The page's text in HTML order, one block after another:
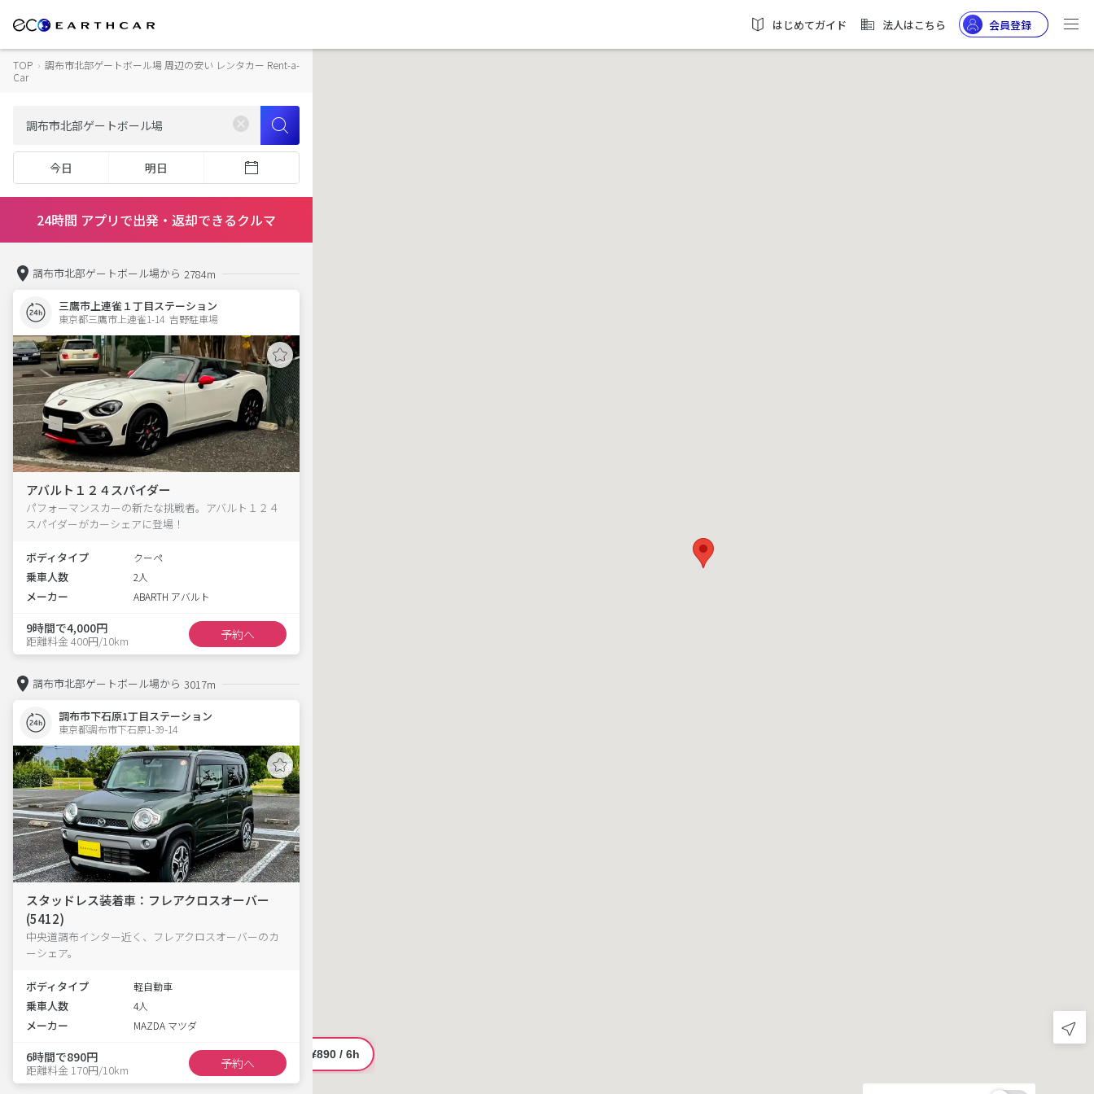
はじめてガイド 法人はこちら 会員登録
TOP › 調布市北部ゲートボール場 周辺の安い レンタカー Rent-a-
Car
今日 明日
24時間 アプリで出発・返却できるクルマ
調布市北部ゲートボール場から 2784m
三鷹市上連雀１丁目ステーション
東京都三鷹市上連雀1-14  吉野駐車場
アバルト１２４スパイダー
パフォーマンスカーの新たな挑戦者。アバルト１２４
スパイダーがカーシェアに登場！
ボディタイプ クーペ
乗車人数 2人
メーカー ABARTH アバルト
9時間で4,000円
距離料金 400円/10km 予約へ
調布市北部ゲートボール場から 3017m
調布市下石原1丁目ステーション
東京都調布市下石原1-39-14
スタッドレス装着車：フレアクロスオーバー
(5412)
中央道調布インター近く、フレアクロスオーバーのカ
ーシェア。
ボディタイプ 軽自動車
乗車人数 4人
メーカー MAZDA マツダ
6時間で890円
距離料金 170円/10km 予約へ